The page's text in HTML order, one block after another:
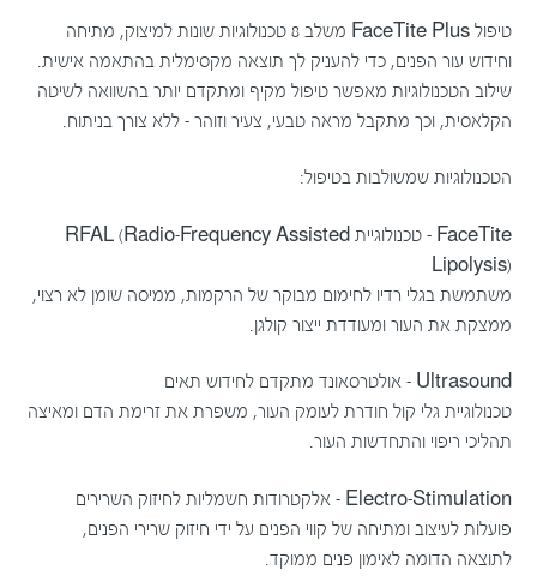
טיפול FaceTite Plus משלב 8 טכנולוגיות שונות למיצוק, מתיחה
וחידוש עור הפנים, כדי להעניק לך תוצאה מקסימלית בהתאמה אישית.
שילוב הטכנולוגיות מאפשר טיפול מקיף ומתקדם יותר בהשוואה לשיטה
הקלאסית, וכך מתקבל מראה טבעי, צעיר וזוהר – ללא צורך בניתוח.
הטכנולוגיות שמשולבות בטיפול:
FaceTite – טכנולוגיית RFAL (Radio-Frequency Assisted
Lipolysis)
משתמשת בגלי רדיו לחימום מבוקר של הרקמות, ממיסה שומן לא רצוי,
ממצקת את העור ומעודדת ייצור קולגן.
Ultrasound – אולטרסאונד מתקדם לחידוש תאים
טכנולוגיית גלי קול חודרת לעומק העור, משפרת את זרימת הדם ומאיצה
תהליכי ריפוי והתחדשות העור.
Electro-Stimulation – אלקטרודות חשמליות לחיזוק השרירים
פועלות לעיצוב ומתיחה של קווי הפנים על ידי חיזוק שרירי הפנים,
לתוצאה הדומה לאימון פנים ממוקד.